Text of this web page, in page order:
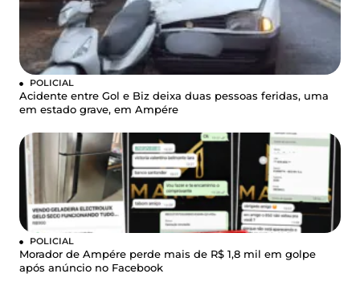
POLICIAL
Acidente entre Gol e Biz deixa duas pessoas feridas, uma
em estado grave, em Ampére
POLICIAL
Morador de Ampére perde mais de R$ 1,8 mil em golpe
após anúncio no Facebook